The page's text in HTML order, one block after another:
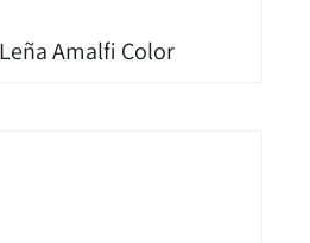
Amalfi Color